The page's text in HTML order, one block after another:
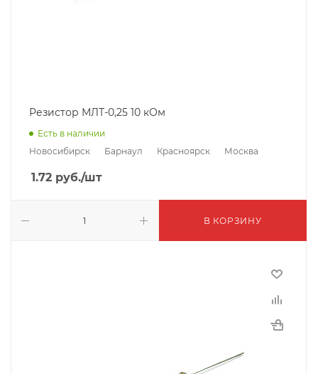
Резистор МЛТ-0,25 10 кОм
Есть в наличии
Новосибирск
Барнаул Красноярск Москва
1.72 руб./шт
В КОРЗИНУ